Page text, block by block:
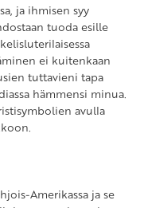
ja ihmisen syy
tuoda esille
ei kuitenkaan
tuttavieni tapa
hämmensi minua.
avulla
Amerikassa ja se